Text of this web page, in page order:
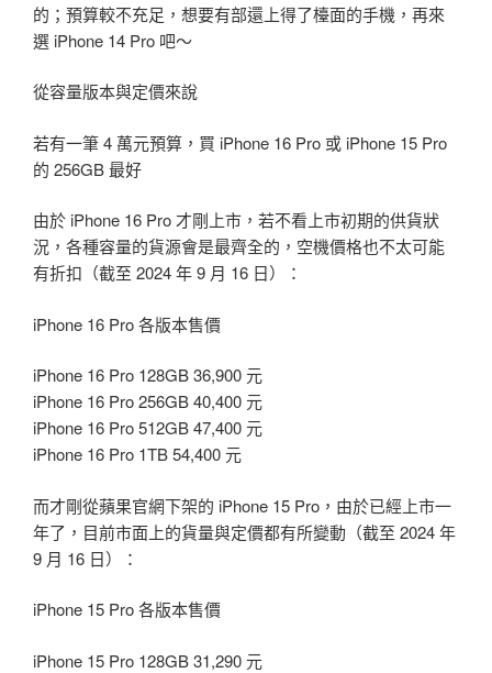
的；預算較不充足，想要有部還上得了檯面的手機，再來
選 iPhone 14 Pro 吧～
從容量版本與定價來說
若有一筆 4 萬元預算，買 iPhone 16 Pro 或 iPhone 15 Pro
的 256GB 最好
由於 iPhone 16 Pro 才剛上市，若不看上市初期的供貨狀
況，各種容量的貨源會是最齊全的，空機價格也不太可能
有折扣（截至 2024 年 9 月 16 日）：
iPhone 16 Pro 各版本售價
iPhone 16 Pro 128GB 36,900 元
iPhone 16 Pro 256GB 40,400 元
iPhone 16 Pro 512GB 47,400 元
iPhone 16 Pro 1TB 54,400 元
而才剛從蘋果官網下架的 iPhone 15 Pro，由於已經上市一
年了，目前市面上的貨量與定價都有所變動（截至 2024 年
9 月 16 日）：
iPhone 15 Pro 各版本售價
iPhone 15 Pro 128GB 31,290 元